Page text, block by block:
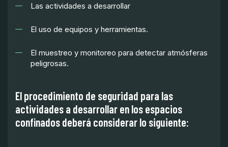
Las actividades a desarrollar
El uso de equipos y herramientas.
El muestreo y monitoreo para detectar atmósferas
peligrosas.
El procedimiento de seguridad para las
actividades a desarrollar en los espacios
confinados deberá considerar lo siguiente: